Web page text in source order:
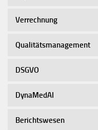
Verrechnung
Qualitätsmanagement
DSGVO
DynaMedAI
Berichtswesen